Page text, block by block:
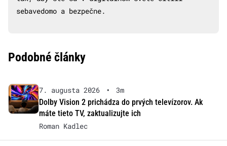
sebavedomo a bezpečne.
Podobné články
7. augusta 2026 •
3m
Dolby Vision 2 prichádza do prvých televízorov. Ak
máte tieto TV, zaktualizujte ich
Roman Kadlec